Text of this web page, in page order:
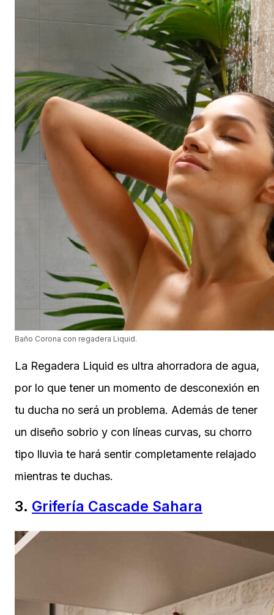
Baño Corona con regadera Liquid.
La Regadera Liquid es ultra ahorradora de agua,
por lo que tener un momento de desconexión en
tu ducha no será un problema. Además de tener
un diseño sobrio y con líneas curvas, su chorro
tipo lluvia te hará sentir completamente relajado
mientras te duchas.
3. Grifería Cascade Sahara